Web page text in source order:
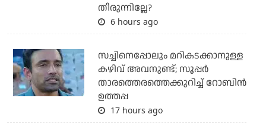
തീരുന്നില്ലേ?
6 hours ago
സച്ചിനെപ്പോലും മറികടക്കാനുള്ള
കഴിവ് അവനുണ്ട്; സൂപ്പര്‍
താരത്തെരത്തെക്കുറിച്ച് റോബിന്‍
ഉത്തപ്പ
17 hours ago